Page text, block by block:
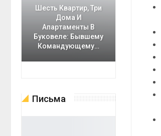
Шесть Квартир, Три
Дома И
Апартаменты В
Буковеле: Бывшему
Командующему…
Письма